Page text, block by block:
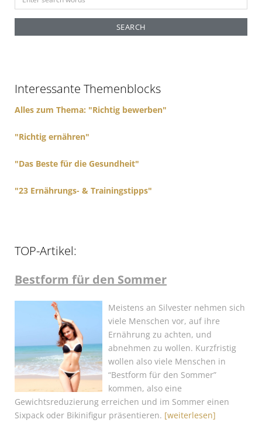
e
r
o
Interessante Themenblocks
Alles zum Thema: "Richtig bewerben"
"Richtig ernähren"
"Das Beste für die Gesundheit"
"23 Ernährungs- & Trainingstipps"
TOP-Artikel:
Bestform für den Sommer
Meistens an Silvester nehmen sich
viele Menschen vor, auf ihre
Ernährung zu achten, und
abnehmen zu wollen. Kurzfristig
wollen also viele Menschen in
“Bestform für den Sommer”
kommen, also eine
Gewichtsreduzierung erreichen und im Sommer einen
Sixpack oder Bikinifigur präsentieren. [weiterlesen]